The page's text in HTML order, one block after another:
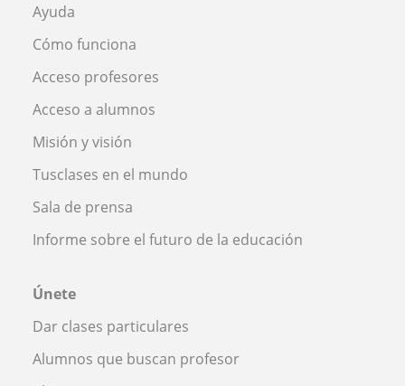
Ayuda
Cómo funciona
Acceso profesores
Acceso a alumnos
Misión y visión
Tusclases en el mundo
Sala de prensa
Informe sobre el futuro de la educación
Únete
Dar clases particulares
Alumnos que buscan profesor